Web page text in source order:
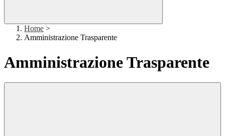
Home >
Amministrazione Trasparente
Amministrazione Trasparente